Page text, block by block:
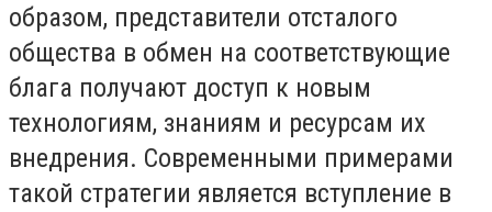
образом, представители отсталого
общества в обмен на соответствующие
блага получают доступ к новым
технологиям, знаниям и ресурсам их
внедрения. Современными примерами
такой стратегии является вступление в